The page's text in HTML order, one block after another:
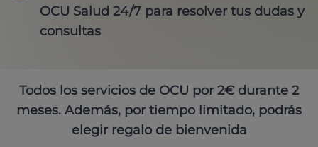
OCU Salud 24/7 para resolver tus dudas y
consultas
Todos los servicios de OCU por 2€ durante 2
meses. Además, por tiempo limitado, podrás
elegir regalo de bienvenida